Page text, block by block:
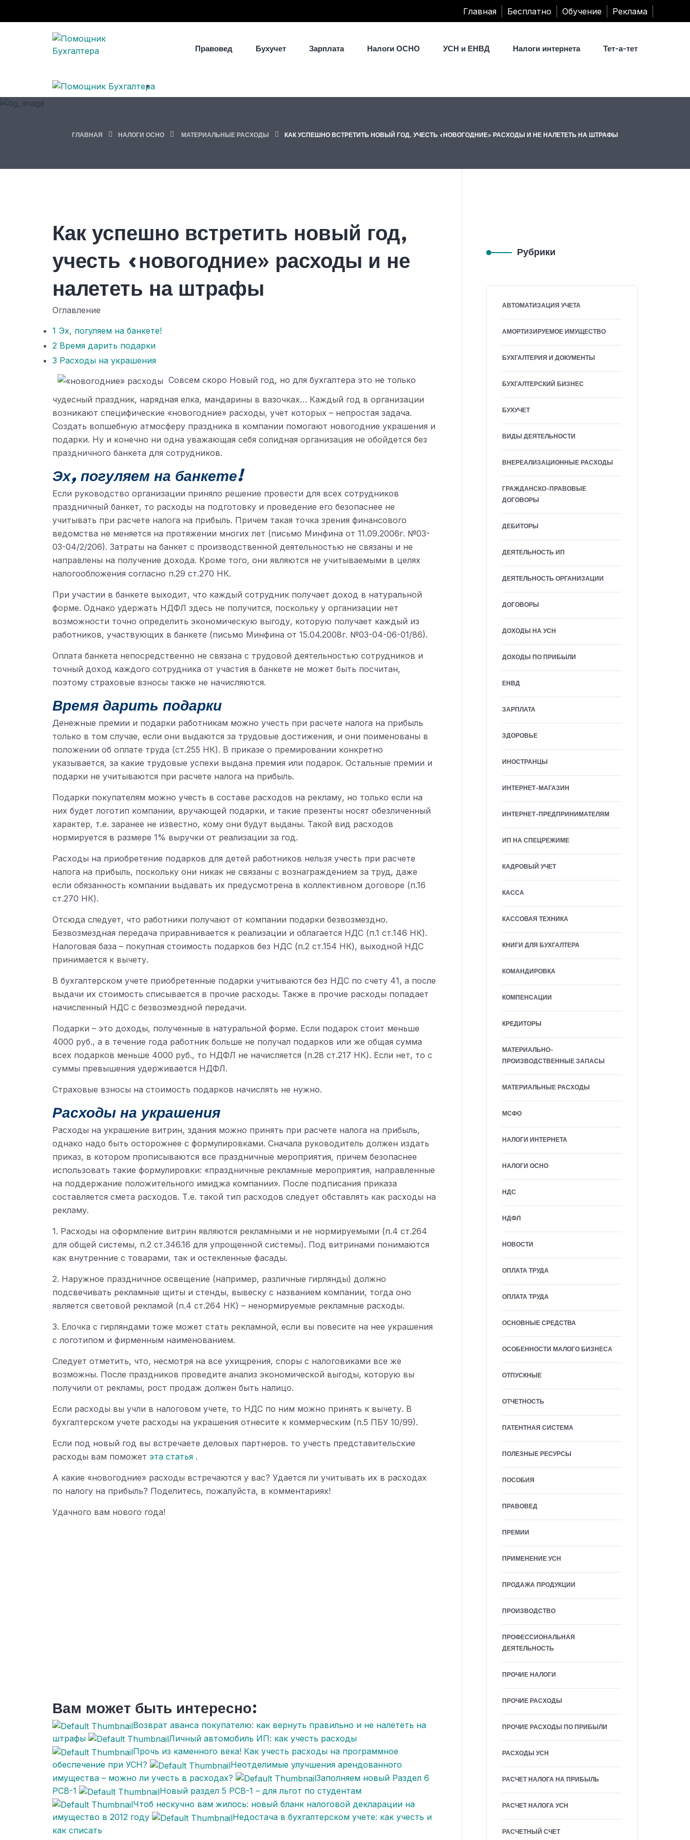
Главная Бесплатно Обучение Реклама
Правовед Бухучет Зарплата Налоги ОСНО УСН и ЕНВД Налоги интернета Тет-а-тет
ГЛАВНАЯ НАЛОГИ ОСНО МАТЕРИАЛЬНЫЕ РАСХОДЫ КАК УСПЕШНО ВСТРЕТИТЬ НОВЫЙ ГОД, УЧЕСТЬ «НОВОГОДНИЕ» РАСХОДЫ И НЕ НАЛЕТЕТЬ НА ШТРАФЫ
Как успешно встретить новый год,
учесть «новогодние» расходы и не
налететь на штрафы
Оглавление
1 Эх, погуляем на банкете!
2 Время дарить подарки
3 Расходы на украшения
Совсем скоро Новый год, но для бухгалтера это не только
чудесный праздник, нарядная елка, мандарины в вазочках… Каждый год в организации
возникают специфические «новогодние» расходы, учет которых – непростая задача.
Создать волшебную атмосферу праздника в компании помогают новогодние украшения и
подарки. Ну и конечно ни одна уважающая себя солидная организация не обойдется без
праздничного банкета для сотрудников.
Эх, погуляем на банкете!
Если руководство организации приняло решение провести для всех сотрудников
праздничный банкет, то расходы на подготовку и проведение его безопаснее не
учитывать при расчете налога на прибыль. Причем такая точка зрения финансового
ведомства не меняется на протяжении многих лет (письмо Минфина от 11.09.2006г. №03-
03-04/2/206). Затраты на банкет с производственной деятельностью не связаны и не
направлены на получение дохода. Кроме того, они являются не учитываемыми в целях
налогообложения согласно п.29 ст.270 НК.
При участии в банкете выходит, что каждый сотрудник получает доход в натуральной
форме. Однако удержать НДФЛ здесь не получится, поскольку у организации нет
возможности точно определить экономическую выгоду, которую получает каждый из
работников, участвующих в банкете (письмо Минфина от 15.04.2008г. №03-04-06-01/86).
Оплата банкета непосредственно не связана с трудовой деятельностью сотрудников и
точный доход каждого сотрудника от участия в банкете не может быть посчитан,
поэтому страховые взносы также не начисляются.
Время дарить подарки
Денежные премии и подарки работникам можно учесть при расчете налога на прибыль
только в том случае, если они выдаются за трудовые достижения, и они поименованы в
положении об оплате труда (ст.255 НК). В приказе о премировании конкретно
указывается, за какие трудовые успехи выдана премия или подарок. Остальные премии и
подарки не учитываются при расчете налога на прибыль.
Подарки покупателям можно учесть в составе расходов на рекламу, но только если на
них будет логотип компании, вручающей подарки, и такие презенты носят обезличенный
характер, т.е. заранее не известно, кому они будут выданы. Такой вид расходов
нормируется в размере 1% выручки от реализации за год.
Расходы на приобретение подарков для детей работников нельзя учесть при расчете
налога на прибыль, поскольку они никак не связаны с вознаграждением за труд, даже
если обязанность компании выдавать их предусмотрена в коллективном договоре (п.16
ст.270 НК).
Отсюда следует, что работники получают от компании подарки безвозмездно.
Безвозмездная передача приравнивается к реализации и облагается НДС (п.1 ст.146 НК).
Налоговая база – покупная стоимость подарков без НДС (п.2 ст.154 НК), выходной НДС
принимается к вычету.
В бухгалтерском учете приобретенные подарки учитываются без НДС по счету 41, а после
выдачи их стоимость списывается в прочие расходы. Также в прочие расходы попадает
начисленный НДС с безвозмездной передачи.
Подарки – это доходы, полученные в натуральной форме. Если подарок стоит меньше
4000 руб., а в течение года работник больше не получал подарков или же общая сумма
всех подарков меньше 4000 руб., то НДФЛ не начисляется (п.28 ст.217 НК). Если нет, то с
суммы превышения удерживается НДФЛ.
Страховые взносы на стоимость подарков начислять не нужно.
Расходы на украшения
Расходы на украшение витрин, здания можно принять при расчете налога на прибыль,
однако надо быть осторожнее с формулировками. Сначала руководитель должен издать
приказ, в котором прописываются все праздничные мероприятия, причем безопаснее
использовать такие формулировки: «праздничные рекламные мероприятия, направленные
на поддержание положительного имиджа компании». После подписания приказа
составляется смета расходов. Т.е. такой тип расходов следует обставлять как расходы на
рекламу.
1. Расходы на оформление витрин являются рекламными и не нормируемыми (п.4 ст.264
для общей системы, п.2 ст.346.16 для упрощенной системы). Под витринами понимаются
как внутренние с товарами, так и остекленные фасады.
2. Наружное праздничное освещение (например, различные гирлянды) должно
подсвечивать рекламные щиты и стенды, вывеску с названием компании, тогда оно
является световой рекламой (п.4 ст.264 НК) – ненормируемые рекламные расходы.
3. Елочка с гирляндами тоже может стать рекламной, если вы повесите на нее украшения
с логотипом и фирменным наименованием.
Следует отметить, что, несмотря на все ухищрения, споры с налоговиками все же
возможны. После праздников проведите анализ экономической выгоды, которую вы
получили от рекламы, рост продаж должен быть налицо.
Если расходы вы учли в налоговом учете, то НДС по ним можно принять к вычету. В
бухгалтерском учете расходы на украшения отнесите к коммерческим (п.5 ПБУ 10/99).
Если под новый год вы встречаете деловых партнеров. то учесть представительские
расходы вам поможет эта статья .
А какие «новогодние» расходы встречаются у вас? Удается ли учитывать их в расходах
по налогу на прибыль? Поделитесь, пожалуйста, в комментариях!
Удачного вам нового года!
Вам может быть интересно:
Возврат аванса покупателю: как вернуть правильно и не налететь на
штрафы
Личный автомобиль ИП: как учесть расходы
Прочь из каменного века! Как учесть расходы на программное
обеспечение при УСН?
Неотделимые улучшения арендованного
имущества – можно ли учесть в расходах?
Заполняем новый Раздел 6
РСВ-1
Новый раздел 5 РСВ-1 – для льгот по студентам
Чтоб нескучно вам жилось: новый бланк налоговой декларации на
имущество в 2012 году
Недостача в бухгалтерском учете: как учесть и
как списать
Рубрики
АВТОМАТИЗАЦИЯ УЧЕТА
АМОРТИЗИРУЕМОЕ ИМУЩЕСТВО
БУХГАЛТЕРИЯ И ДОКУМЕНТЫ
БУХГАЛТЕРСКИЙ БИЗНЕС
БУХУЧЕТ
ВИДЫ ДЕЯТЕЛЬНОСТИ
ВНЕРЕАЛИЗАЦИОННЫЕ РАСХОДЫ
ГРАЖДАНСКО-ПРАВОВЫЕ
ДОГОВОРЫ
ДЕБИТОРЫ
ДЕЯТЕЛЬНОСТЬ ИП
ДЕЯТЕЛЬНОСТЬ ОРГАНИЗАЦИИ
ДОГОВОРЫ
ДОХОДЫ НА УСН
ДОХОДЫ ПО ПРИБЫЛИ
ЕНВД
ЗАРПЛАТА
ЗДОРОВЬЕ
ИНОСТРАНЦЫ
ИНТЕРНЕТ-МАГАЗИН
ИНТЕРНЕТ-ПРЕДПРИНИМАТЕЛЯМ
ИП НА СПЕЦРЕЖИМЕ
КАДРОВЫЙ УЧЕТ
КАССА
КАССОВАЯ ТЕХНИКА
КНИГИ ДЛЯ БУХГАЛТЕРА
КОМАНДИРОВКА
КОМПЕНСАЦИИ
КРЕДИТОРЫ
МАТЕРИАЛЬНО-
ПРОИЗВОДСТВЕННЫЕ ЗАПАСЫ
МАТЕРИАЛЬНЫЕ РАСХОДЫ
МСФО
НАЛОГИ ИНТЕРНЕТА
НАЛОГИ ОСНО
НДС
НДФЛ
НОВОСТИ
ОПЛАТА ТРУДА
ОПЛАТА ТРУДА
ОСНОВНЫЕ СРЕДСТВА
ОСОБЕННОСТИ МАЛОГО БИЗНЕСА
ОТПУСКНЫЕ
ОТЧЕТНОСТЬ
ПАТЕНТНАЯ СИСТЕМА
ПОЛЕЗНЫЕ РЕСУРСЫ
ПОСОБИЯ
ПРАВОВЕД
ПРЕМИИ
ПРИМЕНЕНИЕ УСН
ПРОДАЖА ПРОДУКЦИИ
ПРОИЗВОДСТВО
ПРОФЕССИОНАЛЬНАЯ
ДЕЯТЕЛЬНОСТЬ
ПРОЧИЕ НАЛОГИ
ПРОЧИЕ РАСХОДЫ
ПРОЧИЕ РАСХОДЫ ПО ПРИБЫЛИ
РАСХОДЫ УСН
РАСЧЕТ НАЛОГА НА ПРИБЫЛЬ
РАСЧЕТ НАЛОГА УСН
РАСЧЕТНЫЙ СЧЕТ